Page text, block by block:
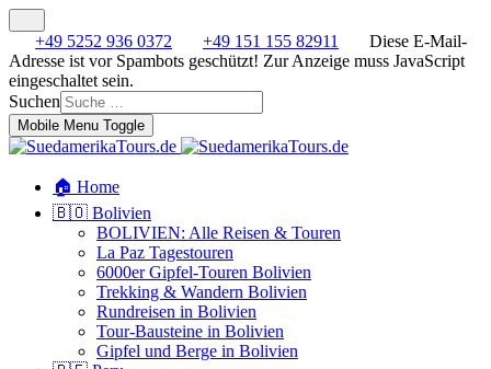
+49 5252 936 0372 +49 151 155 82911
Diese E-Mail-
Adresse ist vor Spambots geschützt! Zur Anzeige muss JavaScript
eingeschaltet sein.
Suchen
Mobile Menu Toggle
🏠 Home
🇧🇴 Bolivien
BOLIVIEN: Alle Reisen & Touren
La Paz Tagestouren
6000er Gipfel-Touren Bolivien
Trekking & Wandern Bolivien
Rundreisen in Bolivien
Tour-Bausteine in Bolivien
Gipfel und Berge in Bolivien